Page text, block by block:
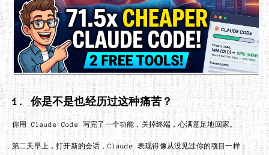
1. 你是不是也经历过这种痛苦？
你用 Claude Code 写完了一个功能，关掉终端，心满意足地回家。
第二天早上，打开新的会话，Claude 表现得像从没见过你的项目一样：